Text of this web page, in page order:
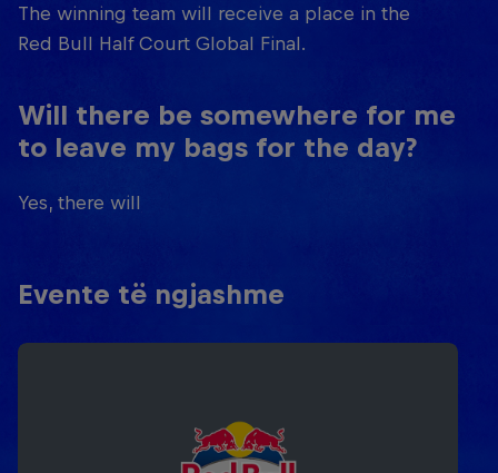
The winning team will receive a place in the
Red Bull Half Court Global Final.
Will there be somewhere for me
to leave my bags for the day?
Yes, there will
Evente të ngjashme